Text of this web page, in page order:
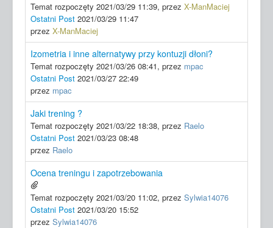
Temat rozpoczęty 2021/03/29 11:39, przez X-ManMaciej
Ostatni Post 2021/03/29 11:47
przez X-ManMaciej
Izometria i inne alternatywy przy kontuzji dłoni?
Temat rozpoczęty 2021/03/26 08:41, przez mpac
Ostatni Post 2021/03/27 22:49
przez mpac
Jaki trening ?
Temat rozpoczęty 2021/03/22 18:38, przez Raelo
Ostatni Post 2021/03/23 08:48
przez Raelo
Ocena treningu i zapotrzebowania
Temat rozpoczęty 2021/03/20 11:02, przez Sylwia14076
Ostatni Post 2021/03/20 15:52
przez Sylwia14076